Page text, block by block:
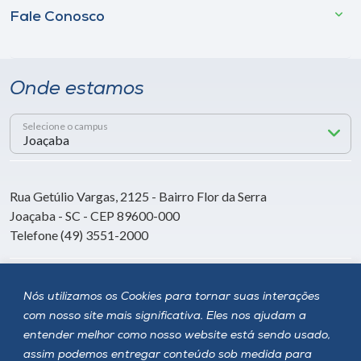
Nós utilizamos os Cookies para tornar suas interações
com nosso site mais significativa. Eles nos ajudam a
entender melhor como nosso website está sendo usado,
assim podemos entregar conteúdo sob medida para
Fale Conosco
Onde estamos
Selecione o campus
Rua Getúlio Vargas, 2125 - Bairro Flor da Serra
Joaçaba - SC - CEP 89600-000
Telefone (49) 3551-2000
Siga a Unoesc